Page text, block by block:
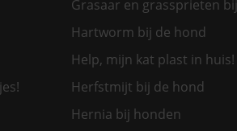
Grasaar en grassprieten
Hartworm bij de hond
Help, mijn kat plast in huis!
Herfstmijt bij de hond
Hernia bij honden